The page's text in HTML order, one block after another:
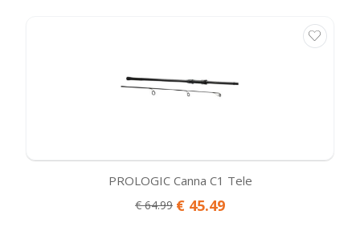
PROLOGIC Canna C1 Tele
€ 64.99 € 45.49